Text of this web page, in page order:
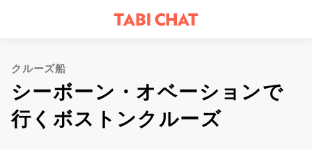
クルーズ船
シーボーン・オベーションで
行くボストンクルーズ